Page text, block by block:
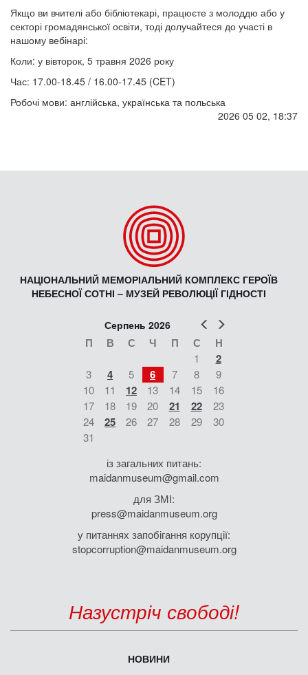
Якщо ви вчителі або бібліотекарі, працюєте з молоддю або у
секторі громадянської освіти, тоді долучайтеся до участі в
нашому вебінарі:
Коли: у вівторок, 5 травня 2026 року
Час: 17.00-18.45 / 16.00-17.45 (CET)
Робочі мови: англійська, українська та польська
2026 05 02, 18:37
НАЦІОНАЛЬНИЙ МЕМОРІАЛЬНИЙ КОМПЛЕКС ГЕРОЇВ
НЕБЕСНОЇ СОТНІ – МУЗЕЙ РЕВОЛЮЦІЇ ГІДНОСТІ
Попер
Серпень 2026
П В С Ч П С Н
1 2
3 4 5 6 7 8
9
10
11 12 13 14 15
16
17
18 19 20 21 22
23
24
25 26 27 28 29
30
31
із загальних питань:
maidanmuseum@gmail.com
для ЗМІ:
press@maidanmuseum.org
у питаннях запобігання корупції:
stopcorruption@maidanmuseum.org
Назустріч свободі!
НОВИНИ